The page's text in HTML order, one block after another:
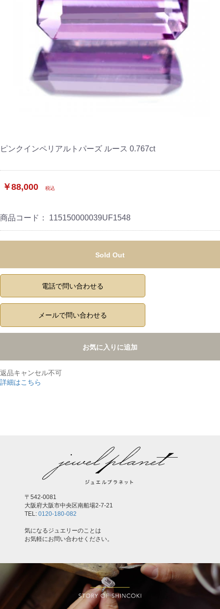
ピンクインペリアルトパーズ ルース 0.767ct
￥88,000 税込
商品コード： 115150000039UF1548
Sold Out
電話で問い合わせる
メールで問い合わせる
お気に入りに追加
返品キャンセル不可
詳細はこちら
〒542-0081
大阪府大阪市中央区南船場2-7-21
TEL: 0120-180-082
気になるジュエリーのことは
お気軽にお問い合わせください。